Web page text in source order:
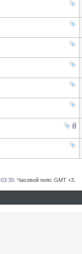
03:30 . Часовой пояс GMT +3.